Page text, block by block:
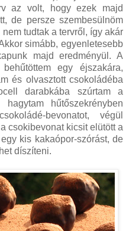
az volt, hogy ezek majd
de persze szembesülnöm
tudtak a tervről, így akár
simább, egyenletesebb
majd eredményül. A
egy éjszakára,
és olvasztott csokoládéba
darabkába szúrtam a
hűtőszekrényben
bevonatot, végül
csokibevonat kicsit elütött a
kis kakaópor-szórást, de
díszíteni.